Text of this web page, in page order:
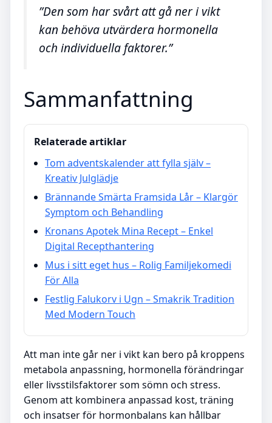
”Den som har svårt att gå ner i vikt
kan behöva utvärdera hormonella
och individuella faktorer.”
Sammanfattning
Relaterade artiklar
Tom adventskalender att fylla själv –
Kreativ Julglädje
Brännande Smärta Framsida Lår – Klargör
Symptom och Behandling
Kronans Apotek Mina Recept – Enkel
Digital Recepthantering
Mus i sitt eget hus – Rolig Familjekomedi
För Alla
Festlig Falukorv i Ugn – Smakrik Tradition
Med Modern Touch
Att man inte går ner i vikt kan bero på kroppens
metabola anpassning, hormonella förändringar
eller livsstilsfaktorer som sömn och stress.
Genom att kombinera anpassad kost, träning
och insatser för hormonbalans kan hållbar